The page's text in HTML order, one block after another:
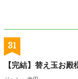
31
【完結】替え玉お殿